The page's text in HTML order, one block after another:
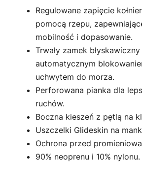
Regulowane zapięcie
pomocą rzepu,
mobilność i dopasowanie.
Trwały zamek błyskawiczny
automatycznym
uchwytem do morza.
Perforowana pianka dla
ruchów.
Boczna kieszeń z pętlą na
Uszczelki Glideskin na
Ochrona przed
90% neoprenu i 10% nylonu.